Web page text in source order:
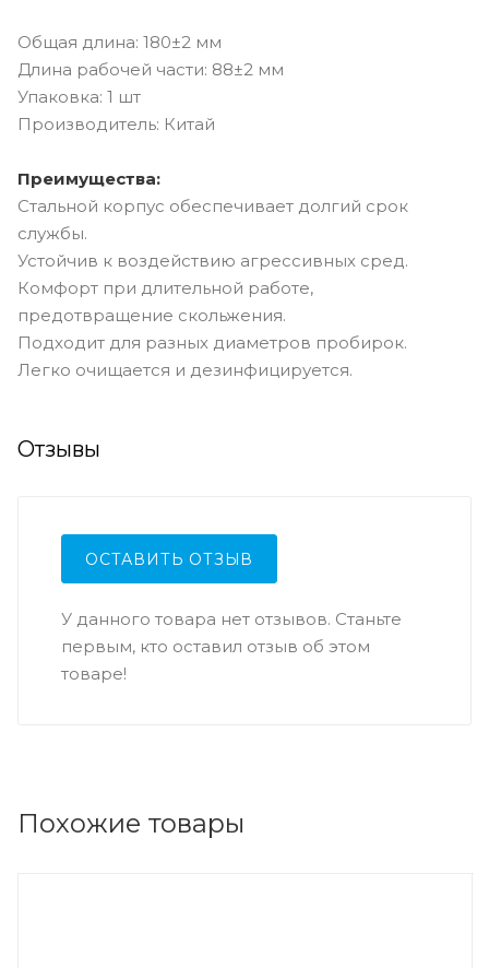
Общая длина: 180±2 мм
Длина рабочей части: 88±2 мм
Упаковка: 1 шт
Производитель: Китай
Преимущества:
Стальной корпус обеспечивает долгий срок
службы.
Устойчив к воздействию агрессивных сред.
Комфорт при длительной работе,
предотвращение скольжения.
Подходит для разных диаметров пробирок.
Легко очищается и дезинфицируется.
Отзывы
ОСТАВИТЬ ОТЗЫВ
У данного товара нет отзывов. Станьте
первым, кто оставил отзыв об этом
товаре!
Похожие товары